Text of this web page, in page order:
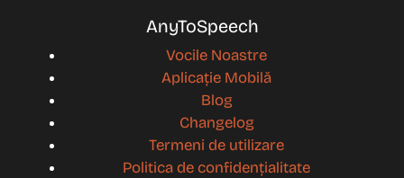
AnyToSpeech
Vocile Noastre
Aplicație Mobilă
Blog
Changelog
Termeni de utilizare
Politica de confidențialitate